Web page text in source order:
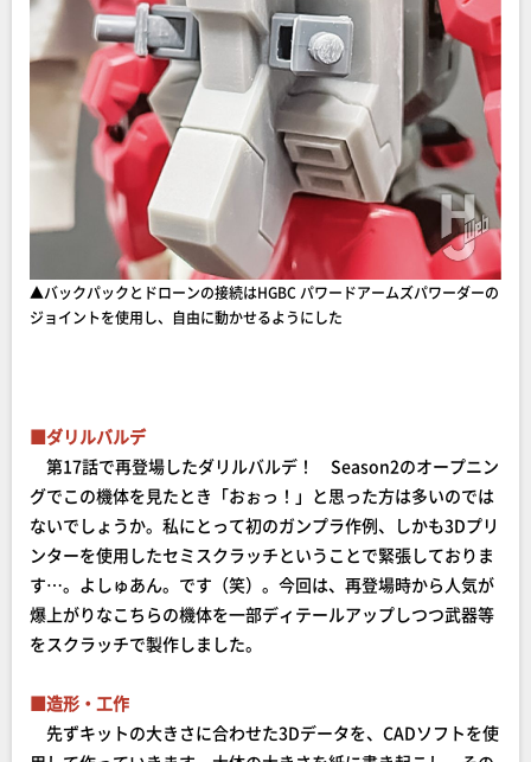
▲バックパックとドローンの接続はHGBC パワードアームズパワーダーの
ジョイントを使用し、自由に動かせるようにした
■ダリルバルデ
第17話で再登場したダリルバルデ！ Season2のオープニン
グでこの機体を見たとき「おぉっ！」と思った方は多いのでは
ないでしょうか。私にとって初のガンプラ作例、しかも3Dプリ
ンターを使用したセミスクラッチということで緊張しておりま
す…。よしゅあん。です（笑）。今回は、再登場時から人気が
爆上がりなこちらの機体を一部ディテールアップしつつ武器等
をスクラッチで製作しました。
■造形・工作
先ずキットの大きさに合わせた3Dデータを、CADソフトを使